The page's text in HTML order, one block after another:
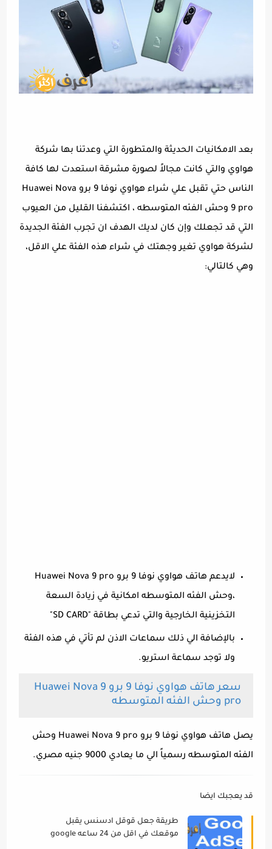
بعد الامكانيات الحديثة والمتطورة التي وعدتنا بها شركة
هواوي والتي كانت مجالاً لصورة مشرقة استعدت لها كافة
الناس حتي تقبل علي شراء هواوي نوفا 9 برو Huawei Nova
9 pro وحش الفئه المتوسطه ، اكتشفنا القليل من العيوب
التي قد تجعلك وإن كان لديك الهدف ان تجرب الفئة الجديدة
لشركة هواوي تغير وجهتك في شراء هذه الفئة علي الاقل،
وهي كالتالي:
لايدعم هاتف هواوي نوفا 9 برو Huawei Nova 9 pro
،وحش الفئه المتوسطه امكانية في زيادة السعة
التخزينية الخارجية والتي تدعي بطاقة "SD CARD"
بالإضافة الي ذلك سماعات الاذن لم تأتي في هذه الفئة
ولا توجد سماعة استريو.
سعر هاتف هواوي نوفا 9 برو Huawei Nova 9
pro وحش الفئه المتوسطه
يصل هاتف هواوي نوفا 9 برو Huawei Nova 9 pro وحش
الفئه المتوسطه رسمياً الي ما يعادي 9000 جنيه مصري.
قد يعجبك ايضا
طريقة جعل قوقل ادسنس يقبل
موقعك في اقل من 24 ساعه google